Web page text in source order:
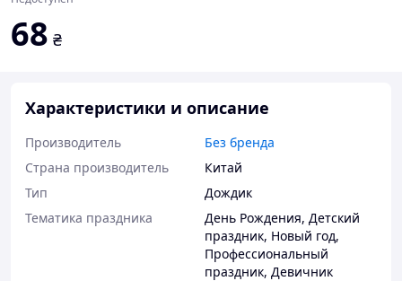
68 ₴
Характеристики и описание
Производитель
Без бренда
Страна производитель
Китай
Тип
Дождик
Тематика праздника
День Рождения, Детский
праздник, Новый год,
Профессиональный
праздник, Девичник